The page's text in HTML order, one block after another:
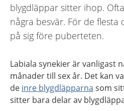
blygdläppar sitter ihop.
några besvär. För de flesta
på sig före puberteten.
Labiala synekier är vanligast
månader till sex år. Det kan
de inre blygdläpparna som
sitter bara delar av